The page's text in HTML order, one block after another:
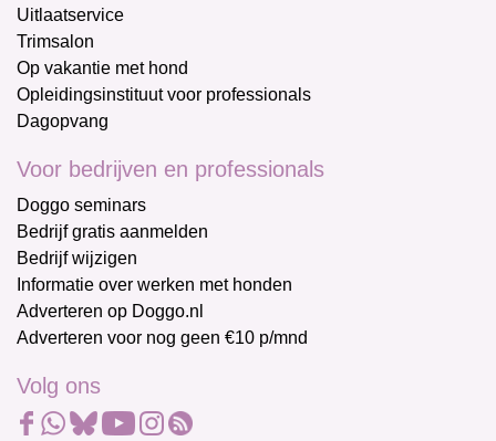
Uitlaatservice
Trimsalon
Op vakantie met hond
Opleidingsinstituut voor professionals
Dagopvang
Voor bedrijven en professionals
Doggo seminars
Bedrijf gratis aanmelden
Bedrijf wijzigen
Informatie over werken met honden
Adverteren op Doggo.nl
Adverteren voor nog geen €10 p/mnd
Volg ons